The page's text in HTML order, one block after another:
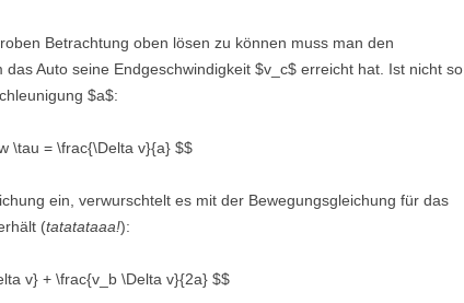
Betrachtung oben lösen zu können muss man den
Auto seine Endgeschwindigkeit $v_c$ erreicht hat. Ist nicht so
$a$:
\tau = \frac{\Delta v}{a} $$
ein, verwurschtelt es mit der Bewegungsgleichung für das
(tatatataaa!):
v} + \frac{v_b \Delta v}{2a} $$